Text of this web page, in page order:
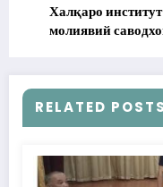
Халқаро
молиявий
RELATED POSTS